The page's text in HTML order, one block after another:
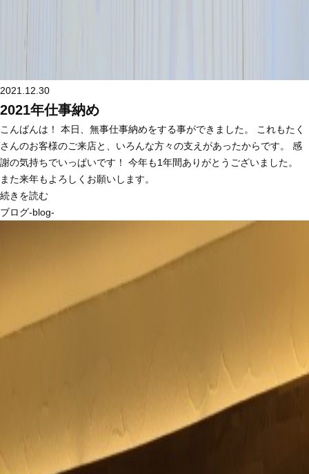
2021.12.30
2021年仕事納め
こんばんは！ 本日、無事仕事納めをする事ができました。 これもたく
さんのお客様のご来店と、いろんな方々の支えがあったからです。 感
謝の気持ちでいっぱいです！ 今年も1年間ありがとうございました。
また来年もよろしくお願いします。
続きを読む
ブログ-blog-